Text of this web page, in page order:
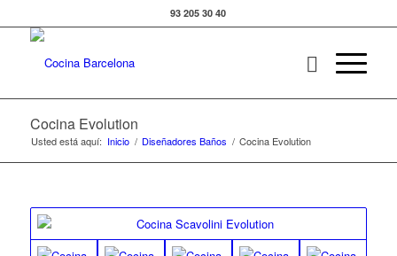
93 205 30 40
Cocina Evolution
Usted está aquí: Inicio / Diseñadores Baños / Cocina Evolution